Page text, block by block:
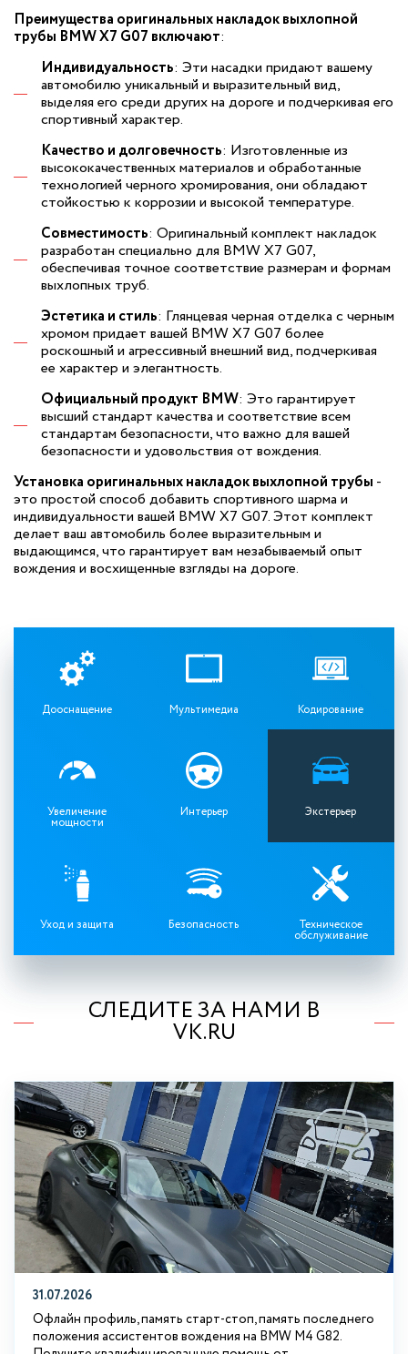
Преимущества оригинальных накладок выхлопной
трубы BMW X7 G07 включают:
Индивидуальность: Эти насадки придают вашему
автомобилю уникальный и выразительный вид,
выделяя его среди других на дороге и подчеркивая его
спортивный характер.
Качество и долговечность: Изготовленные из
высококачественных материалов и обработанные
технологией черного хромирования, они обладают
стойкостью к коррозии и высокой температуре.
Совместимость: Оригинальный комплект накладок
разработан специально для BMW X7 G07,
обеспечивая точное соответствие размерам и формам
выхлопных труб.
Эстетика и стиль: Глянцевая черная отделка с черным
хромом придает вашей BMW X7 G07 более
роскошный и агрессивный внешний вид, подчеркивая
ее характер и элегантность.
Официальный продукт BMW: Это гарантирует
высший стандарт качества и соответствие всем
стандартам безопасности, что важно для вашей
безопасности и удовольствия от вождения.
Установка оригинальных накладок выхлопной трубы -
это простой способ добавить спортивного шарма и
индивидуальности вашей BMW X7 G07. Этот комплект
делает ваш автомобиль более выразительным и
выдающимся, что гарантирует вам незабываемый опыт
вождения и восхищенные взгляды на дороге.
Дооснащение Мультимедиа Кодирование
Увеличение
мощности
Интерьер Экстерьер
Уход и защита Безопасность Техническое
обслуживание
СЛЕДИТЕ ЗА НАМИ В
VK.RU
31.07.2026
Офлайн профиль, память старт-стоп, память последнего
положения ассистентов вождения на BMW М4 G82.